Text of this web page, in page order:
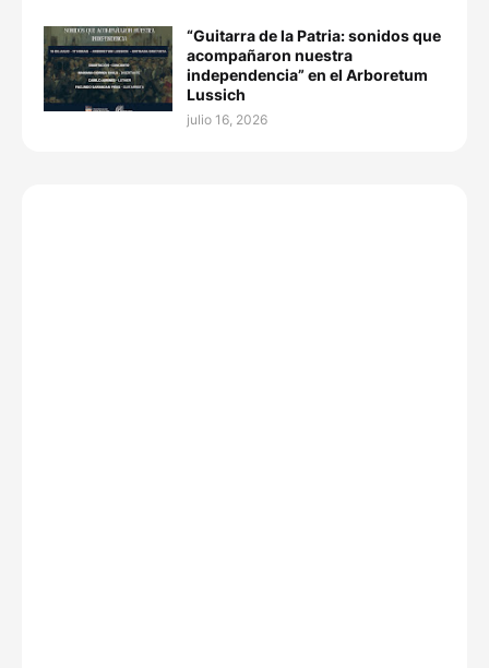
“Guitarra de la Patria: sonidos que
acompañaron nuestra
independencia” en el Arboretum
Lussich
julio 16, 2026